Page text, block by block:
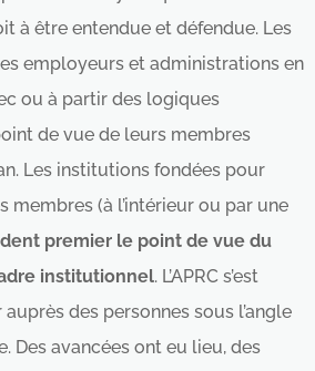
à être entendue et défendue. Les
employeurs et administrations en
ou à partir des logiques
de vue de leurs membres
Les institutions fondées pour
membres (à l’intérieur ou par une
premier le point de vue du
institutionnel. L’APRC s’est
des personnes sous l’angle
Des avancées ont eu lieu, des